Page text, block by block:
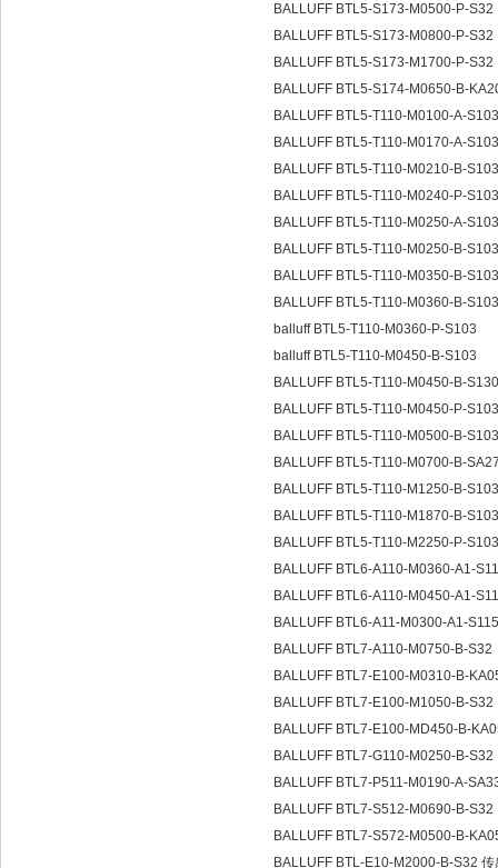
BALLUFF BTL5-S173-M0500-P-S32
BALLUFF BTL5-S173-M0800-P-S32
BALLUFF BTL5-S173-M1700-P-S32
BALLUFF BTL5-S174-M0650-B-
BALLUFF BTL5-T110-M0100-A-
BALLUFF BTL5-T110-M0170-A-
BALLUFF BTL5-T110-M0210-B-
BALLUFF BTL5-T110-M0240-P-
BALLUFF BTL5-T110-M0250-A-
BALLUFF BTL5-T110-M0250-B-
BALLUFF BTL5-T110-M0350-B-
BALLUFF BTL5-T110-M0360-B-
balluff BTL5-T110-M0360-P-S103
balluff BTL5-T110-M0450-B-S103
BALLUFF BTL5-T110-M0450-B-
BALLUFF BTL5-T110-M0450-P-
BALLUFF BTL5-T110-M0500-B-
BALLUFF BTL5-T110-M0700-B-
BALLUFF BTL5-T110-M1250-B-
BALLUFF BTL5-T110-M1870-B-
BALLUFF BTL5-T110-M2250-P-
BALLUFF BTL6-A110-M0360-A1-
BALLUFF BTL6-A110-M0450-A1-
BALLUFF BTL6-A11-M0300-A1-
BALLUFF BTL7-A110-M0750-B-S32
BALLUFF BTL7-E100-M0310-B-
BALLUFF BTL7-E100-M1050-B-S32
BALLUFF BTL7-E100-MD450-B-
BALLUFF BTL7-G110-M0250-B-S32
BALLUFF BTL7-P511-M0190-A-
BALLUFF BTL7-S512-M0690-B-S32
BALLUFF BTL7-S572-M0500-B-
BALLUFF BTL-E10-M2000-B-S32